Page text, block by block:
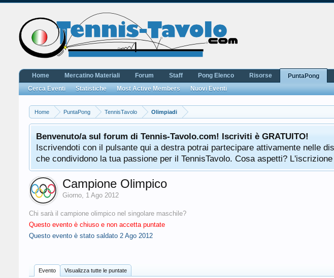
Home PuntaPong TennisTavolo Olimpiadi
Benvenuto/a sul forum di Tennis-Tavolo.com! Iscriviti è GRATUITO!
Iscrivendoti con il pulsante qui a destra potrai partecipare attivamente nelle
che condividono la tua passione per il TennisTavolo. Cosa aspetti?
Campione Olimpico
Giorno, 1 Ago 2012
Chi sarà il campione olimpico nel singolare maschile?
Questo evento è chiuso e non accetta puntate
Questo evento è stato saldato 2 Ago 2012
Evento Visualizza tutte le puntate
Home Mercatino Materiali Forum Staff Pong Elenco Risorse
PuntaPong
Cerca Eventi
Statistiche Most Active Members Nuovi Eventi